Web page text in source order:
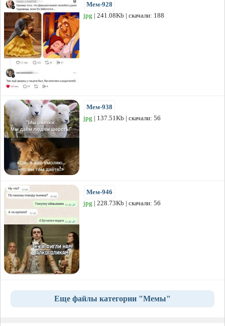
Мем-928
jpg | 241.08Kb | скачали: 188
Мем-938
jpg | 137.51Kb | скачали: 56
Мем-946
jpg | 228.73Kb | скачали: 56
Еще файлы категории "Мемы"